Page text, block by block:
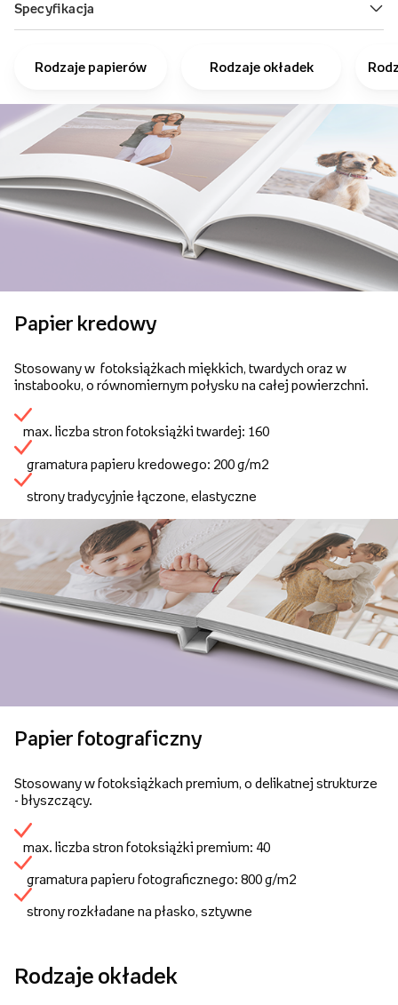
Rodzaje papierów Rodzaje okładek
Papier kredowy
Stosowany w fotoksiążkach miękkich, twardych oraz w
instabooku, o równomiernym połysku na całej powierzchni.
max. liczba stron fotoksiążki twardej: 160
gramatura papieru kredowego: 200 g/m2
strony tradycyjnie łączone, elastyczne
Papier fotograficzny
Stosowany w fotoksiążkach premium, o delikatnej strukturze
- błyszczący.
max. liczba stron fotoksiążki premium: 40
gramatura papieru fotograficznego: 800 g/m2
strony rozkładane na płasko, sztywne
Rodzaje okładek